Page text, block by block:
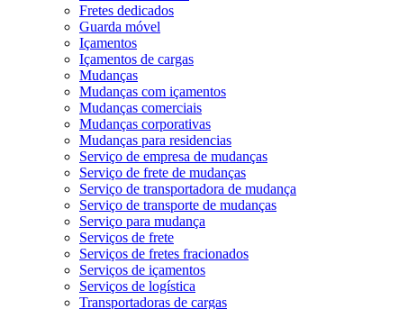
Fretes dedicados
Guarda móvel
Içamentos
Içamentos de cargas
Mudanças
Mudanças com içamentos
Mudanças comerciais
Mudanças corporativas
Mudanças para residencias
Serviço de empresa de mudanças
Serviço de frete de mudanças
Serviço de transportadora de mudança
Serviço de transporte de mudanças
Serviço para mudança
Serviços de frete
Serviços de fretes fracionados
Serviços de içamentos
Serviços de logística
Transportadoras de cargas